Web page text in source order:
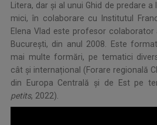
Litera, dar și al unui Ghid de predare
mici, în colaborare cu Institutul
Elena Vlad este profesor colaborator
București, din anul 2008. Este
mai multe formări, pe tematici
cât și internațional (Forare regională
din Europa Centrală și de Est pe
petits, 2022).